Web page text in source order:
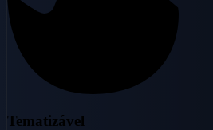
Tematizável